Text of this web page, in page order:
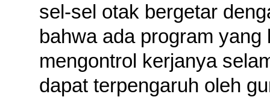
sel-sel otak bergetar
bahwa ada program
mengontrol kerjanya
dapat terpengaruh oleh